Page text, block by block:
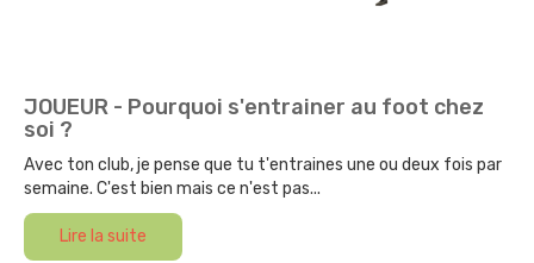
JOUEUR - Pourquoi s'entrainer au foot chez
soi ?
Avec ton club, je pense que tu t'entraines une ou deux fois par
semaine. C'est bien mais ce n'est pas...
Lire la suite